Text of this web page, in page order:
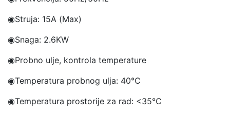
◉Struja: 15A (Max)
◉Snaga: 2.6KW
◉Probno ulje, kontrola temperature
◉Temperatura probnog ulja: 40℃
◉Temperatura prostorije za rad: <35℃